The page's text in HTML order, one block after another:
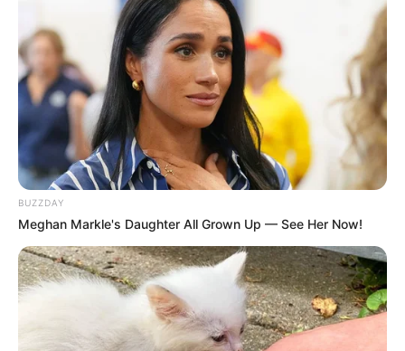
Fateh Halilintar
199
fans love
VOTE
Tanggal Lahir: Tempat Lahir:
BUZZDAY
Meghan Markle's Daughter All Grown Up — See Her Now!